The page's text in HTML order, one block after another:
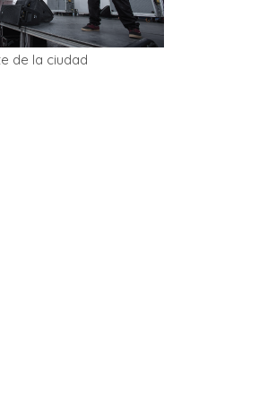
de la ciudad